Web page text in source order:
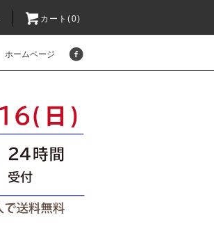
カート(0)
ホームページ